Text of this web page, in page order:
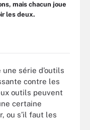
mais chacun joue
les deux.
série d’outils
contre les
outils peuvent
certaine
ou s’il faut les